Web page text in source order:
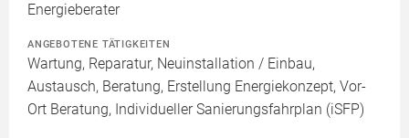
Energieberater
ANGEBOTENE TÄTIGKEITEN
Wartung, Reparatur, Neuinstallation / Einbau,
Austausch, Beratung, Erstellung Energiekonzept, Vor-
Ort Beratung, Individueller Sanierungsfahrplan (iSFP)